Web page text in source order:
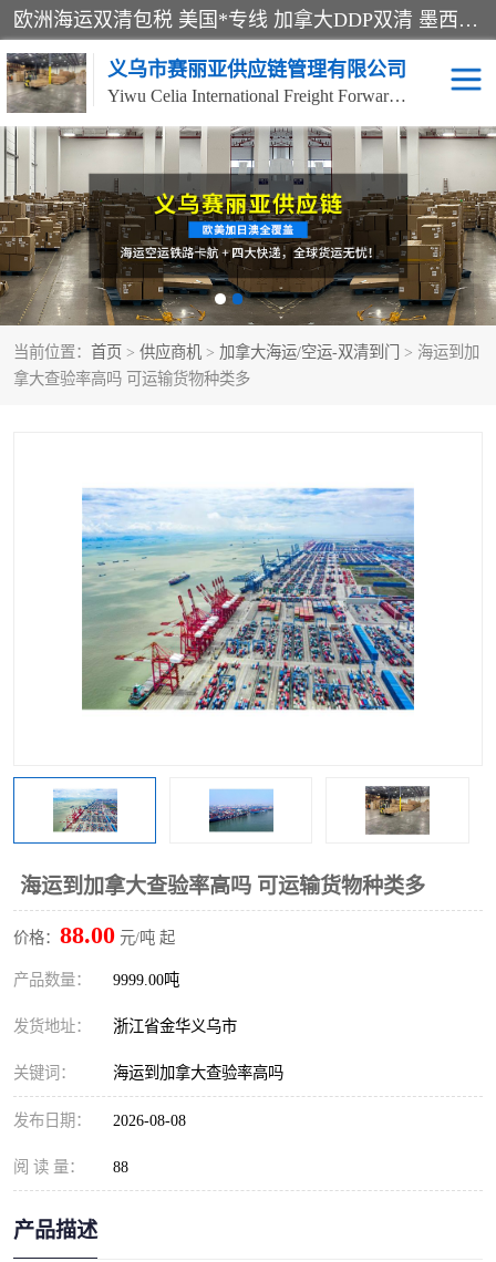
欧洲海运双清包税 美国*专线 加拿大DDP双清 墨西哥跨境空运 澳大利亚专线物流 跨境电商物流服务 国际快递到门服务 海运*渠道 一站式跨境物流解决方案 TikTok/SHEIN专线 电商平台FBA头程运输 国际铁路运输欧洲 UPS/DDHL/联邦快递跨境 美国双清到门物流 跨境*运输
义乌市赛丽亚供应链管理有限公司
Yiwu Celia International Freight Forwarding Co., Ltd
当前位置： 首页 > 供应商机 > 加拿大海运/空运-双清到门
> 海运到加
拿大查验率高吗 可运输货物种类多
海运到加拿大查验率高吗 可运输货物种类多
价格： 88.00 元/吨 起
产品数量： 9999.00吨
发货地址： 浙江省金华义乌市
关键词： 海运到加拿大查验率高吗
发布日期： 2026-08-08
阅 读 量： 88
产品描述
美森快船 欧洲卡航
加拿大海运/空运-双清到
门
澳大利亚海运/空运-双清
到门
墨西哥海运/空运-双清到
门